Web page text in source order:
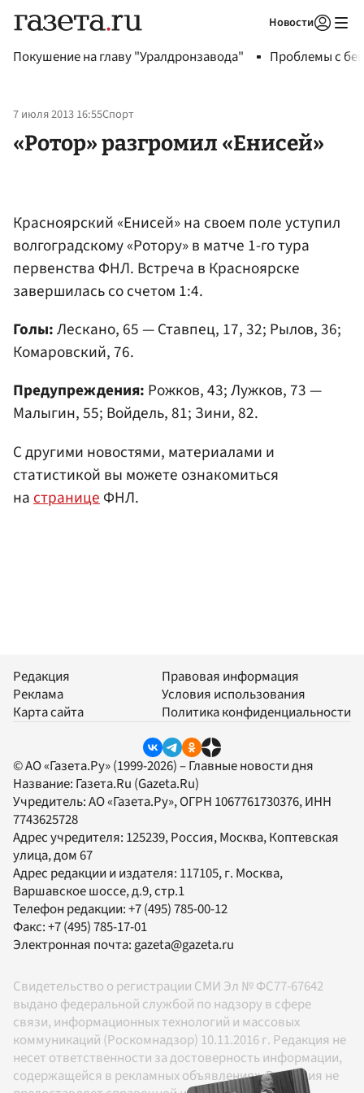
Новости
Покушение на главу "Уралдронзавода" Проблемы с
7 июля 2013 16:55Спорт
«Ротор» разгромил «Енисей»
Красноярский «Енисей» на своем поле уступил
волгоградскому «Ротору» в матче 1-го тура
первенства ФНЛ. Встреча в Красноярске
завершилась со счетом 1:4.
Голы:Лескано, 65 — Ставпец, 17, 32; Рылов, 36;
Комаровский, 76.
Предупреждения: Рожков, 43; Лужков, 73 —
Малыгин, 55; Войдель, 81; Зини, 82.
С другими новостями, материалами и
статистикой вы можете ознакомиться
на странице ФНЛ.
Редакция
Реклама
Карта сайта
Правовая информация
Условия использования
Политика конфиденциальности
© АО «Газета.Ру» (1999-2026) – Главные новости дня
Название: Газета.Ru (Gazeta.Ru)
Учредитель:АО «Газета.Ру», ОГРН 1067761730376, ИНН
7743625728
Адрес учредителя: 125239, Россия, Москва, Коптевская
улица, дом 67
Адрес редакции и издателя: 117105, г. Москва,
Варшавское шоссе, д.9, стр.1
Телефон редакции:+7 (495) 785-00-12
Факс:+7 (495) 785-17-01
Электронная почта:gazeta@gazeta.ru
Свидетельство о регистрации СМИ Эл № ФС77-67642
выдано федеральной службой по надзору в сфере
связи, информационных технологий и массовых
коммуникаций (Роскомнадзор) 10.11.2016 г. Редакция не
несет ответственности за достоверность информации,
содержащейся в рекламных объявлениях. Редакция не